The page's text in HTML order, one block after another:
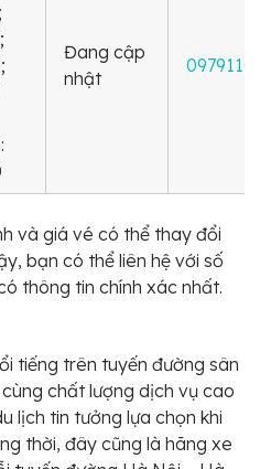
Đang cập
nhật
và giá vé có thể thay đổi
bạn có thể liên hệ với số
thông tin chính xác nhất.
tiếng trên tuyến đường sân
chất lượng dịch vụ cao
lịch tin tưởng lựa chọn khi
thời, đây cũng là hãng xe